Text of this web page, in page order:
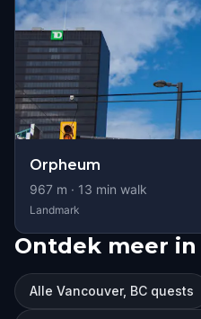
Orpheum
967 m · 13 min walk
Landmark
Ontdek meer in
Alle Vancouver, BC quests